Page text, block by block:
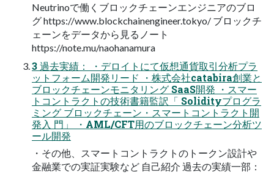
Neutrinoで働くブロックチェーンエンジニアのブロ
グ https://www.blockchainengineer.tokyo/ ブロックチ
ェーンをデータから見るノート
https://note.mu/naohanamura
3 過去実績： ・デロイトにて仮想通貨取引分析プラ
ットフォーム開発リード ・株式会社catabira創業と
ブロックチェーンモニタリング SaaS開発 ・スマー
トコントラクトの技術書籍監訳「 Solidityプログラ
ミング ブロックチェーン・スマートコントラクト開
発入 門」 ・AML/CFT用のブロックチェーン分析ツ
ール開発
・その他、スマートコントラクトのトークン設計や
金融業での実証実験など 自己紹介 過去の実績一部：